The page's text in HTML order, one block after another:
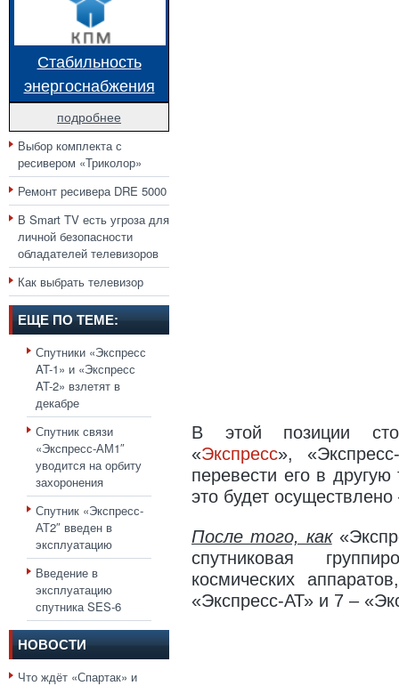
Стабильность
энергоснабжения
подробнее
Выбор комплекта с
ресивером «Триколор»
Ремонт ресивера DRE 5000
В Smart TV есть угроза для
личной безопасности
обладателей телевизоров
Как выбрать телевизор
ЕЩЕ ПО ТЕМЕ:
Спутники «Экспресс
AT-1» и «Экспресс
AT-2» взлетят в
декабре
Спутник связи
«Экспресс-АМ1″
уводится на орбиту
захоронения
Спутник «Экспресс-
АТ2″ введен в
эксплуатацию
Введение в
эксплуатацию
спутника SES-6
НОВОСТИ
Что ждёт «Спартак» и
В этой позиции
«Экспресс»,
перевести его в
это будет
После того, как
спутниковая
космических
«Экспресс-АТ» и 7 –